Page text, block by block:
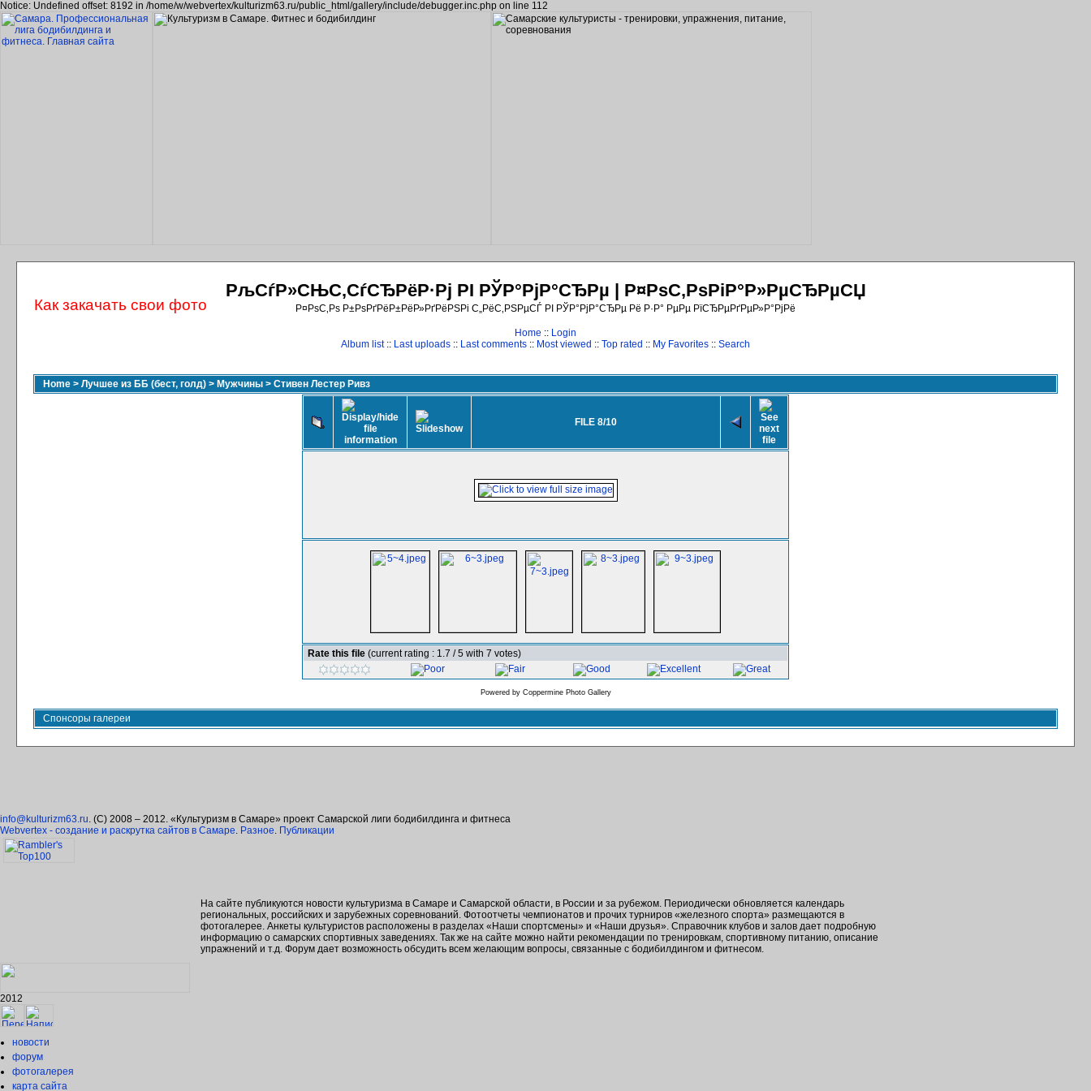
Notice: Undefined offset: 8192 in /home/w/webvertex/kulturizm63.ru/public_html/gallery/include/debugger.inc.php on line 112
РљСѓР»СЊС‚СѓСЂРёР·Рј РІ РЎР°РјР°СЂРµ | Р¤РѕС‚РѕРіР°Р»РµСЂРµСЏ
Р¤РѕС‚Рѕ Р±РѕРґРёР±РёР»РґРёРЅРі С„РёС‚РЅРµСЃ РІ РЎР°РјР°СЂРµ Рё Р·Р° РµРµ РїСЂРµРґРµР»Р°РјРё
Home :: Login
Album list:: Last uploads :: Last comments :: Most viewed :: Top rated :: My Favorites :: Search
Home > Лучшее из ББ (бест, голд) > Мужчины > Стивен Лестер Ривз
FILE 8/10
Rate this file (current rating : 1.7 / 5 with 7 votes)
Powered by Coppermine Photo Gallery
Спонсоры галереи
info@kulturizm63.ru. (C) 2008 – 2012. «Культуризм в Самаре» проект Самарской лиги бодибилдинга и фитнеса
Webvertex - создание и раскрутка сайтов в Самаре. Разное. Публикации
На сайте публикуются новости культуризма в Самаре и Самарской области, в России и за рубежом. Периодически обновляется календарь
региональных, российских и зарубежных соревнований. Фотоотчеты чемпионатов и прочих турниров «железного спорта» размещаются в
фотогалерее. Анкеты культуристов расположены в разделах «Наши спортсмены» и «Наши друзья». Справочник клубов и залов дает подробную
информацию о самарских спортивных заведениях. Так же на сайте можно найти рекомендации по тренировкам, спортивному питанию, описание
упражнений и т.д. Форум дает возможность обсудить всем желающим вопросы, связанные с бодибилдингом и фитнесом.
2012
новости
форум
фотогалерея
карта сайта
Как закачать свои фото